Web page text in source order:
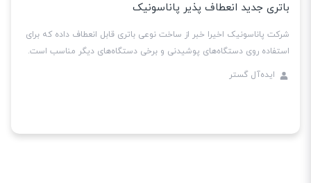
باتری جدید انعطاف ‌پذیر پاناسونیک
شرکت پاناسونیک اخیرا خبر از ساخت نوعی باتری قابل انعطاف داده که برای
استفاده روی دستگاه‌های پوشیدنی و برخی دستگاه‌های دیگر مناسب است.
ایده‌آل گستر